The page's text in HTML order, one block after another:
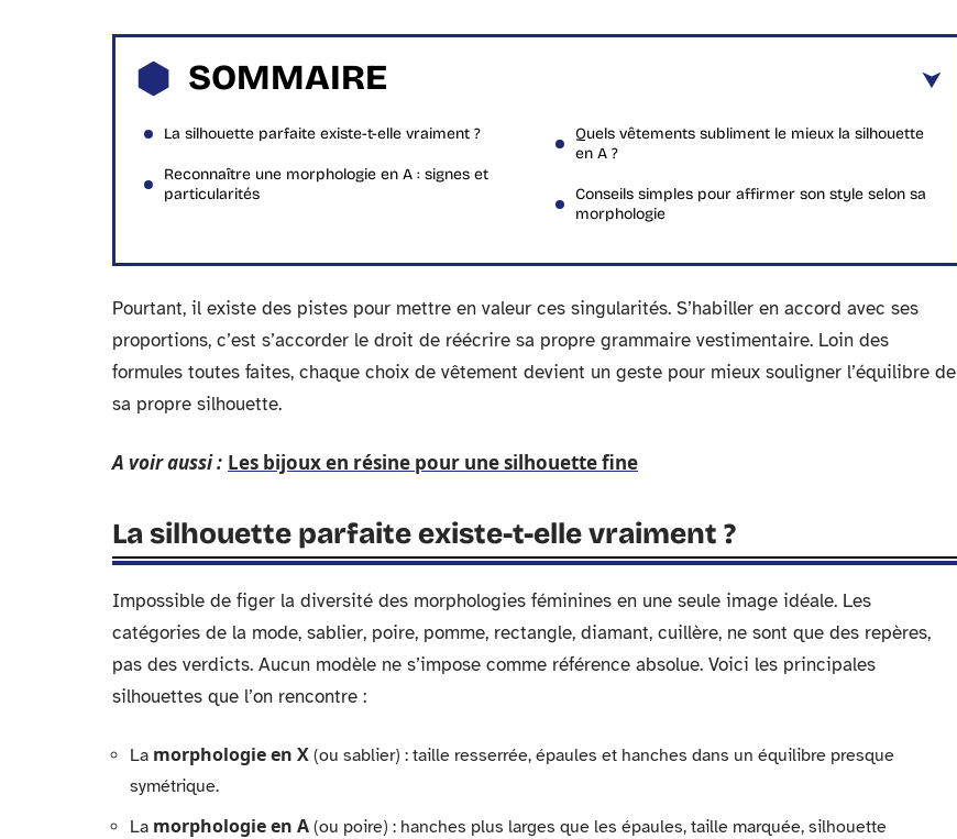
SOMMAIRE
La silhouette parfaite existe-t-elle vraiment ?
Reconnaître une morphologie en A : signes et
particularités
Quels vêtements subliment le mieux la silhouette
en A ?
Conseils simples pour affirmer son style selon sa
morphologie
Pourtant, il existe des pistes pour mettre en valeur ces singularités. S’habiller en accord avec ses
proportions, c’est s’accorder le droit de réécrire sa propre grammaire vestimentaire. Loin des
formules toutes faites, chaque choix de vêtement devient un geste pour mieux souligner l’équilibre de
sa propre silhouette.
A voir aussi : Les bijoux en résine pour une silhouette fine
La silhouette parfaite existe-t-elle vraiment ?
Impossible de figer la diversité des morphologies féminines en une seule image idéale. Les
catégories de la mode, sablier, poire, pomme, rectangle, diamant, cuillère, ne sont que des repères,
pas des verdicts. Aucun modèle ne s’impose comme référence absolue. Voici les principales
silhouettes que l’on rencontre :
La morphologie en X (ou sablier) : taille resserrée, épaules et hanches dans un équilibre presque
symétrique.
La morphologie en A (ou poire) : hanches plus larges que les épaules, taille marquée, silhouette